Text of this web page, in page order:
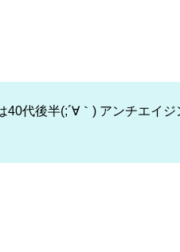
40代後半(;´∀｀) アンチエイ